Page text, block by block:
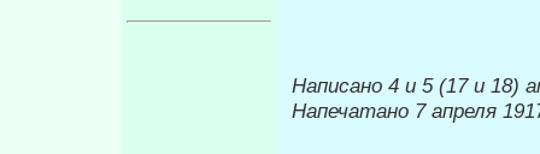
Написано 4 и 5 (17 и 18)
Напечатано 7 апреля